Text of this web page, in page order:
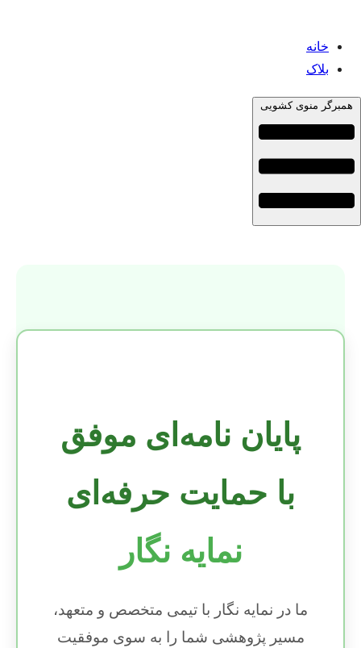
خانه
بلاک
همبرگر منوی کشویی
پایان نامه‌ای موفق
با حمایت حرفه‌ای
نمایه نگار
ما در نمایه نگار با تیمی متخصص و متعهد،
مسیر پژوهشی شما را به سوی موفقیت